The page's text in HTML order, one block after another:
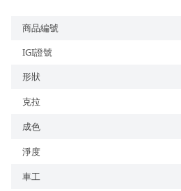
商品編號
IGI證號
形狀
克拉
成色
淨度
車工